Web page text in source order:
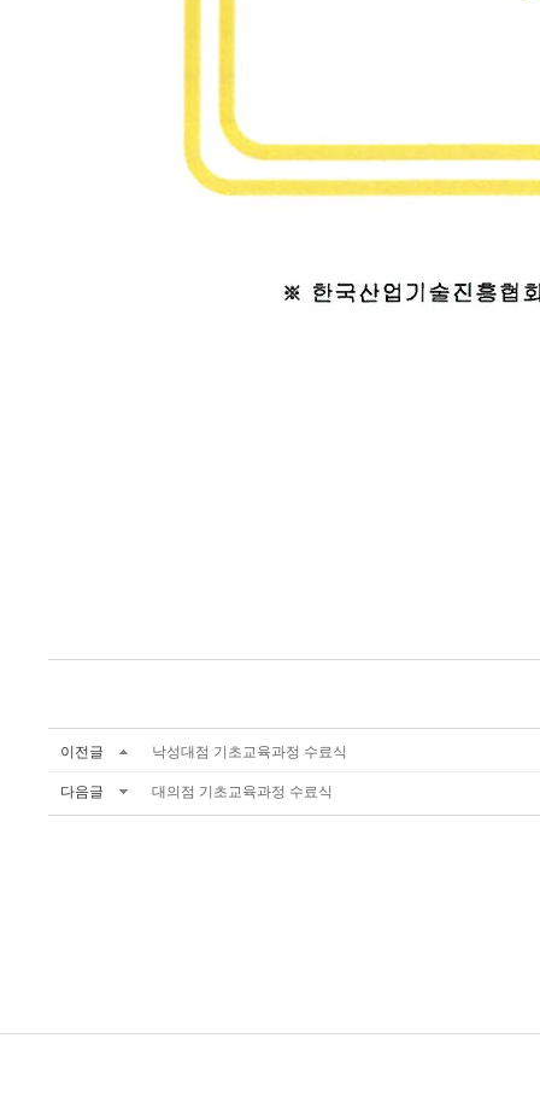
이전글 낙성대점 기초교육과정 수료식
다음글 대의점 기초교육과정 수료식